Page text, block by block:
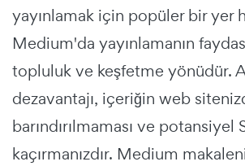
yayınlamak için popüler bir yer
Medium'da yayınlamanın
topluluk ve keşfetme yönüdür.
dezavantajı, içeriğin web
barındırılmaması ve potansiyel
kaçırmanızdır. Medium